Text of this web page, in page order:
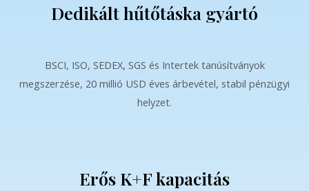
Dedikált hűtőtáska gyártó
BSCI, ISO, SEDEX, SGS és Intertek tanúsítványok
megszerzése, 20 millió USD éves árbevétel, stabil pénzügyi
helyzet.
Erős K+F kapacitás